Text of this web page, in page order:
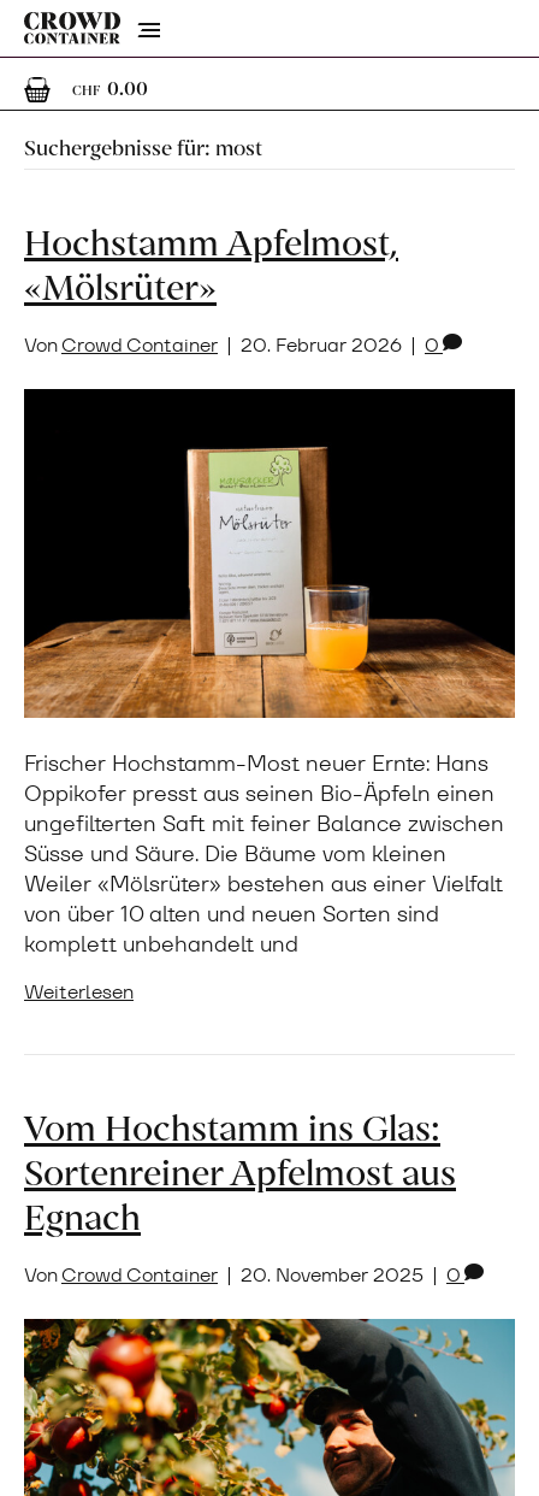
Menu
CHF 0.000 Artikel im Warenkorb
Suchergebnisse für: most
Hochstamm Apfelmost,
«Mölsrüter»
VonCrowd Container | 20. Februar 2026 | 0
Frischer Hochstamm-Most neuer Ernte: Hans
Oppikofer presst aus seinen Bio-Äpfeln einen
ungefilterten Saft mit feiner Balance zwischen
Süsse und Säure. Die Bäume vom kleinen
Weiler «Mölsrüter» bestehen aus einer Vielfalt
von über 10 alten und neuen Sorten sind
komplett unbehandelt und
Weiterlesen
Vom Hochstamm ins Glas:
Sortenreiner Apfelmost aus
Egnach
VonCrowd Container | 20. November 2025 | 0